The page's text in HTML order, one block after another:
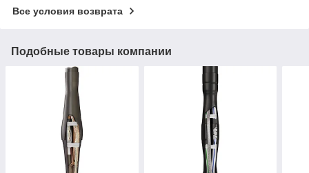
Все условия возврата
Подобные товары компании